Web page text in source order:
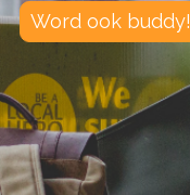
Word ook buddy!